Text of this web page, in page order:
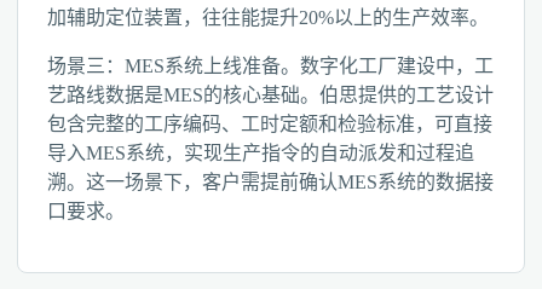
加辅助定位装置，往往能提升20%以上的生产效率。
场景三：MES系统上线准备。数字化工厂建设中，工
艺路线数据是MES的核心基础。伯思提供的工艺设计
包含完整的工序编码、工时定额和检验标准，可直接
导入MES系统，实现生产指令的自动派发和过程追
溯。这一场景下，客户需提前确认MES系统的数据接
口要求。